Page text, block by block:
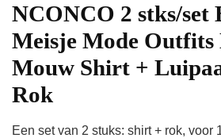
NCONCO 2 stks/set
Meisje Mode Outfits
Mouw Shirt +
Rok
Een set van 2 stuks: shirt + rok, voor